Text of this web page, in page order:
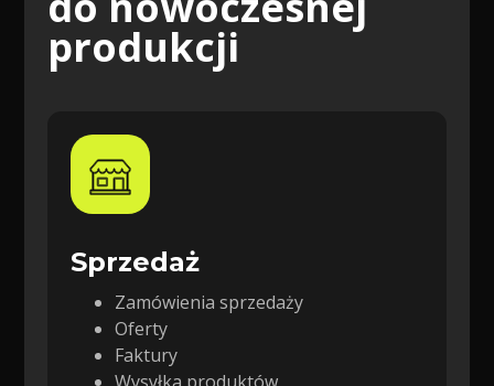
produkcji
Sprzedaż
Zamówienia sprzedaży
Oferty
Faktury